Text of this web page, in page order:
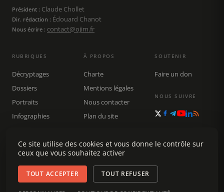
Président : Claude Chollet
Dir. rédaction : Édouard Chanot
Nous écrire : contact@ojim.fr
RUBRIQUES
Décryptages
Dossiers
Portraits
Infographies
Rechercher
À PROPOS
Charte
Mentions légales
Nous contacter
Plan du site
SOUTENIR
Faire un don
NOUS SUIVRE
© 2026 Observatoire du journalisme (OJIM) · Tous droits réservés ·
Ce site utilise des cookies et vous donne le contrôle sur
ceux que vous souhaitez activer
TOUT ACCEPTER TOUT REFUSER